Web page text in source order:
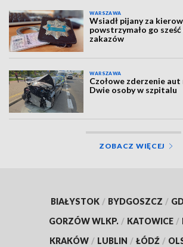
WARSZAWA
Wsiadł pijany za
powstrzymało go
zakazów
WARSZAWA
Czołowe zderzenie
Dwie osoby w szpitalu
ZOBACZ WIĘCEJ
BIAŁYSTOK / BYDGOSZCZ /
GORZÓW WLKP. / KATOWICE /
KRAKÓW / LUBLIN / ŁÓDŹ /